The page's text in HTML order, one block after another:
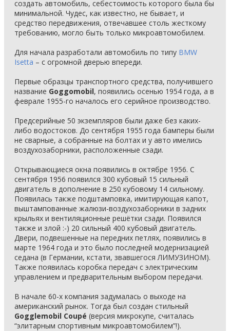
создать автомобиль, себестоимость которого была бы
минимальной. Чудес, как известно, не бывает, и
средство передвижения, отвечавшее столь жесткому
требованию, могло быть только микроавтомобилем.
Для начала разработали автомобиль по типу BMW
Isetta – с огромной дверью впереди.
Первые образцы транспортного средства, получившего
название Goggomobil, появились осенью 1954 года, а в
феврале 1955-го началось его серийное производство.
Предсерийные 50 экземпляров были даже без каких-
либо водостоков. До сентября 1955 года бамперы были
не сварные, а собранные на болтах и у авто имелись
воздухозаборники, расположенные сзади.
Открывающиеся окна появились в октябре 1956. С
сентября 1956 появился 300 кубовый 15 сильный
двигатель в дополнение в 250 кубовому 14 сильному.
Появилась также подштамповка, имитирующая капот,
выштампованные жалюзи-воздухозаборники в задних
крыльях и вентиляционные решётки сзади. Появился
также и злой :-) 20 сильный 400 кубовый двигатель.
Двери, подвешенные на передних петлях, появились в
марте 1964 года и это было последней модернизацией
седана (в Германии, кстати, звавшегося ЛИМУЗИНОМ).
Также появилась коробка передач с электрическим
управлением и предварительным выбором передачи.
В начале 60-х компания задумалась о выходе на
американский рынок. Тогда был создан стильный
Gogglemobil Coupé (версия микрокупе, считалась
“элитарным спортивным микроавтомобилем”!).